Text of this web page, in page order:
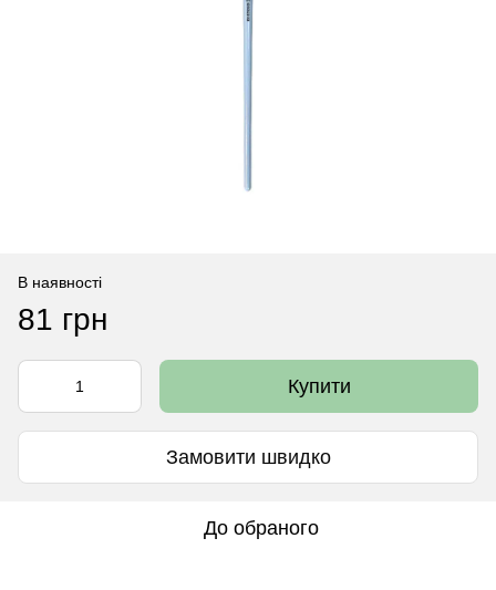
В наявності
81 грн
Купити
Замовити швидко
До обраного